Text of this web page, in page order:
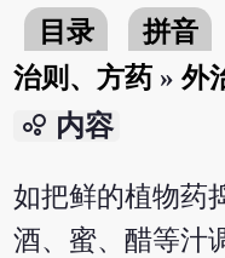
目录 拼音
治则、方药 »外
bubble_chart 内容
如把鲜的植物药
酒、蜜、醋等汁